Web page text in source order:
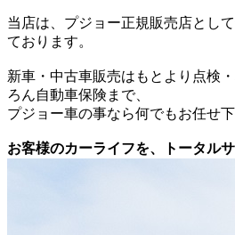
当店は、プジョー正規販売店とし
ております。
新車・中古車販売はもとより点検
ろん自動車保険まで、
プジョー車の事なら何でもお任せ下
お客様のカーライフを、トータル